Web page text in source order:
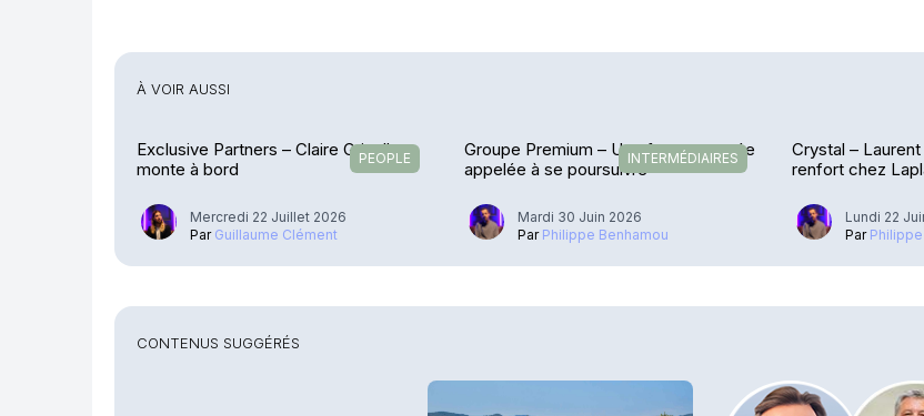
À VOIR AUSSI
PEOPLE
Exclusive Partners – Claire Griselle
monte à bord
Mercredi 22 Juillet 2026
Par Guillaume Clément
INTERMÉDIAIRES
Groupe Premium – Une forte poussée
appelée à se poursuivre
Mardi 30 Juin 2026
Par Philippe Benhamou
Crystal –
renfort chez
Lundi 22
Par
CONTENUS SUGGÉRÉS